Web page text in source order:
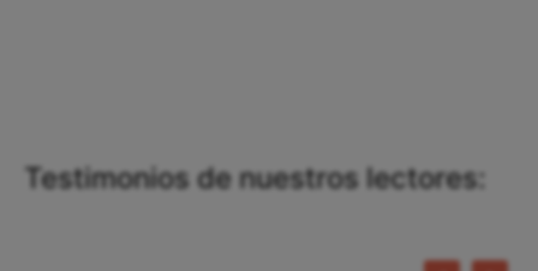
Testimonios de nuestros lectores: